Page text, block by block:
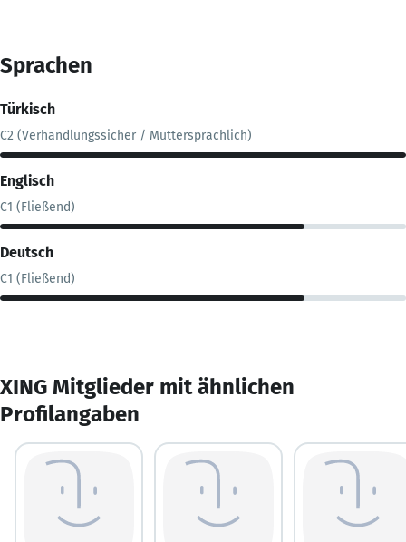
Sprachen
Türkisch
C2 (Verhandlungssicher / Muttersprachlich)
Englisch
C1 (Fließend)
Deutsch
C1 (Fließend)
XING Mitglieder mit ähnlichen
Profilangaben